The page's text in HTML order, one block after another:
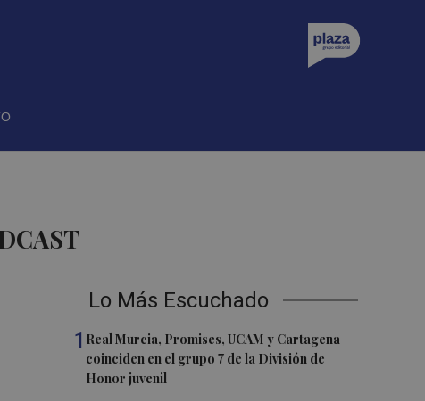
Lo Más Escuchado
1 Real Murcia, Promises, UCAM y Cartagena
coinciden en el grupo 7 de la División de
Honor juvenil